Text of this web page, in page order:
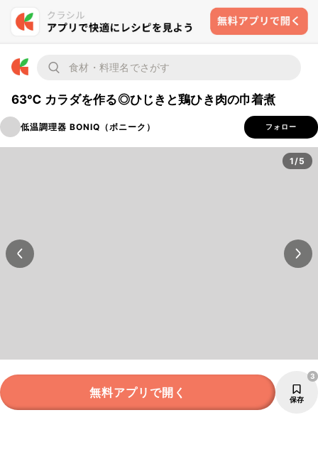
63℃ カラダを作る◎ひじきと鶏ひき肉の巾着煮
低温調理器 BONIQ（ボニーク） フォロー
1/5
無料アプリで開く 保存
3